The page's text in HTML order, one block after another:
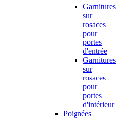
Garnitures
sur
rosaces
pour
portes
d'entrée
Garnitures
sur
rosaces
pour
portes
d'intérieur
Poignées